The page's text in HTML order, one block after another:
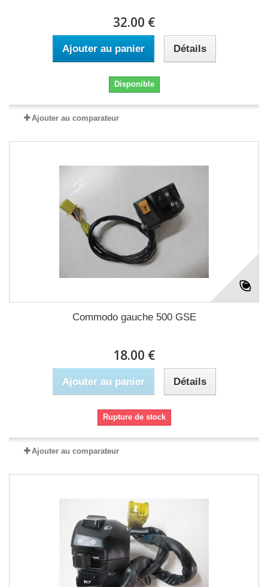
32.00 €
Ajouter au panier Détails
Disponible
Ajouter au comparateur
Commodo gauche 500 GSE
18.00 €
Ajouter au panier Détails
Rupture de stock
Ajouter au comparateur